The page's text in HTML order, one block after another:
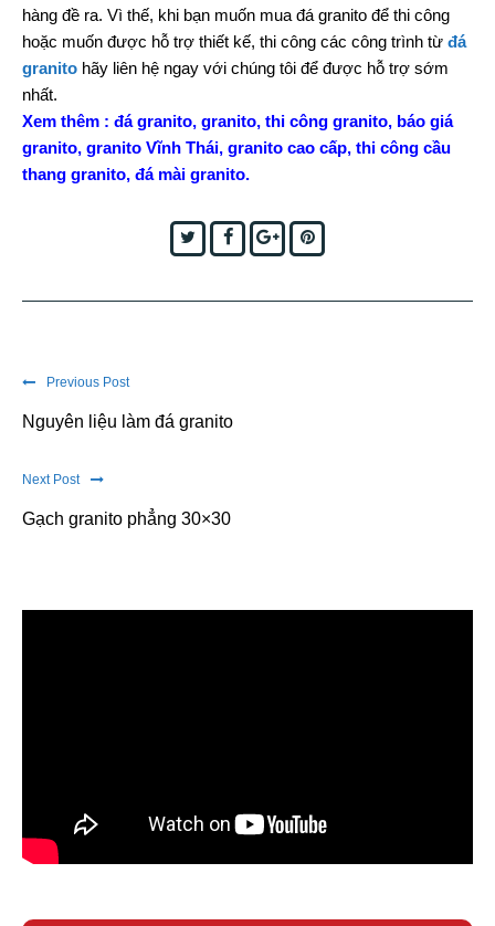
hàng đề ra. Vì thế, khi bạn muốn mua đá granito để thi công
hoặc muốn được hỗ trợ thiết kế, thi công các công trình từ đá
granito hãy liên hệ ngay với chúng tôi để được hỗ trợ sớm
nhất.
Xem thêm : đá granito, granito, thi công granito, báo giá
granito, granito Vĩnh Thái, granito cao cấp, thi công cầu
thang granito, đá mài granito.
TwitterFacebookGoogle+Pinterest
Previous Post
Nguyên liệu làm đá granito
Next Post
Gạch granito phẳng 30×30